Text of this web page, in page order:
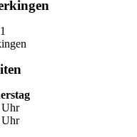
Uhr
Uhr